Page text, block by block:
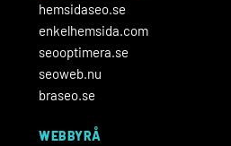
hemsidaseo.se
enkelhemsida.com
seooptimera.se
seoweb.nu
braseo.se
WEBBYRÅ